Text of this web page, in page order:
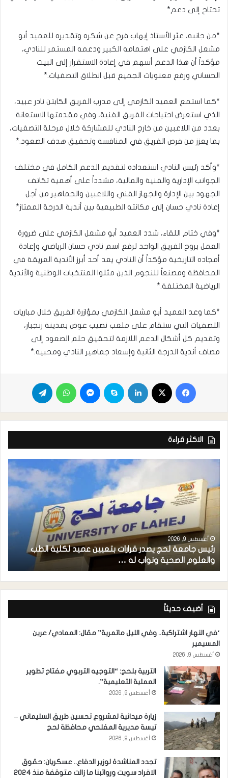
تحتاج إلى دعم*
*من جانبه، عبّر الأستاذ إيهاب فرج عن شكره وتقديره للعميد أبو
مشعل الكازمي على اهتمامه الكبير ودعمه المستمر للنادي،
مؤكداً أن هذا الدعم أسهم في إعادة الاستقرار إلى البيت
الحساني ورفع معنويات الجميع قبل انطلاق التصفيات.*
*كما استمع العميد الكازمي إلى مدرب الفريق الكابتن نادر عبيد،
الذي استعرض احتياجات الفريق الفنية، وفي مقدمتها الاستعانة
بعدد من اللاعبين من خارج النادي للمشاركة خلال مرحلة التصفيات،
بما يعزز من فرص الفريق في المنافسة وتحقيق هدف الصعود.*
*وأكد رئيس النادي استعداده لتقديم الدعم الكامل في مختلف
الجوانب الإدارية والفنية والمالية، مشدداً على أهمية تكاتف
الجهود بين الإدارة والجهاز الفني واللاعبين والجماهير من أجل
إعادة نادي حسان إلى مكانته الطبيعية بين أندبة الدرجة الممتاز*
*وفي ختام اللقاء، شدد العميد أبو مشعل الكازمي على ضرورة
العمل بروح الفريق الواحد لرفع اسم نادي حسان الرياضي وإعادة
أمجاده التاريخية مؤكداً أن النادي يعد أحد أبرز الأندية العريقة في
المحافظة ومصنعاً للنجوم الذين مثلوا المنتخبات الوطنية والأندية
الرياضية المختلفة.*
*كما وعد العميد أبو مشعل الكازمي بمؤازرة الفريق خلال مباريات
التصفيات التي ستقام على ملعب نصيب عوض بمدينة زنجبار،
وتقديم كل أشكال الدعم اللازمة لتحقيق حلم الصعود إلى
مصاف أندية الدرجة الثانية وإسعاد جماهير النادي ومحبيه.*
الاكثر قراءة
أغسطس 9, 2026
رئيس جامعة لحج يصدر قرارات بتعيين عميد لكلية الطب
والعلوم الصحية ونواب له …
أضيف حديثاً
‘في النهار اشتراكية.. وفي الليل ماتمرية” مقال: العمادي/ عرين
المسيمير
أغسطس 9, 2026
التربية بلحج: “التوجيه التربوي مفتاح تطوير
العملية التعليمية”.
أغسطس 9, 2026
زيارة ميدانية لمشروع تحسين طريق السليماني –
تيسة مديرية المفلحي محافظة لحج
أغسطس 9, 2026
تجدد المناشدة لوزير الدفاع.. عسكريان: حقوق
الافراد سويت ورواتبنا ما زالت متوقفة منذ 2024